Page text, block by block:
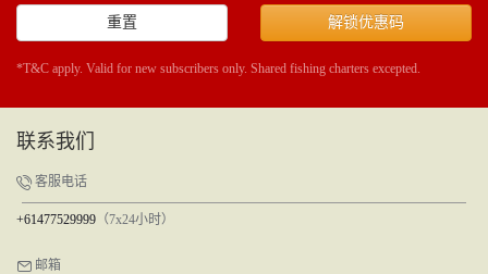
重置 解锁优惠码
*T&C apply. Valid for new subscribers only. Shared fishing charters excepted.
联系我们
客服电话
+61477529999 （7x24小时）
邮箱